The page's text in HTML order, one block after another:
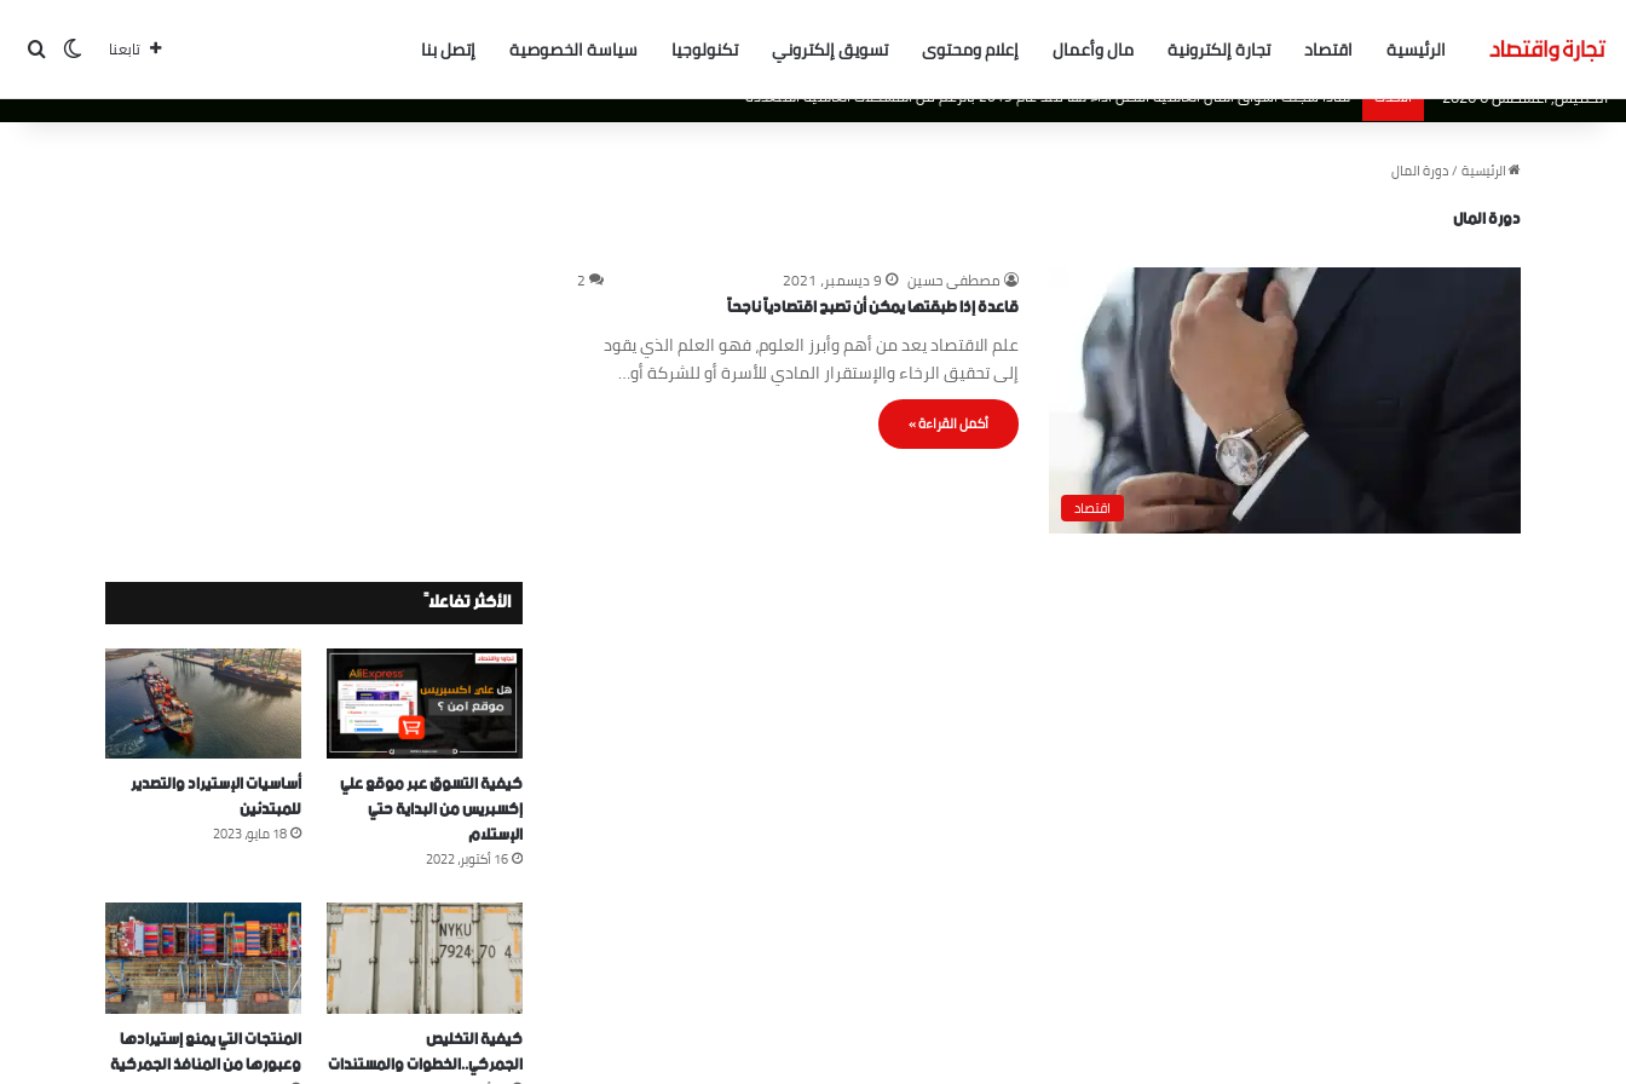
الرئيسية اقتصاد تجارة إلكترونية مال وأعمال إعلام ومحتوى تسويق إلكتروني تكنولوجيا سياسة الخصوصية إتصل بنا تابعنا الوضع
الخميس, أغسطس 6 2026 الأحدث لماذا سجلت أسواق المال العالمية افضل اداء لها منذ عام 2019 بالرغم من المشكلات العالمية المتعددة
الرئيسية /دورة المال
دورة المال
اقتصاد
مصطفى حسين 9 ديسمبر، 2021 2
قاعدة إذا طبقتها يمكن أن تصبح اقتصادياً ناجحاً
علم الاقتصاد يعد من أهم وأبرز العلوم، فهو العلم الذي يقود
إلى تحقيق الرخاء والإستقرار المادي للأسرة أو للشركة أو…
أكمل القراءة »
الأكثر تفاعلاً
كيفية التسوق عبر موقع علي
إكسبريس من البداية حتي
الإستلام
16 أكتوبر، 2022
أساسيات الإستيراد والتصدير
للمبتدئين
18 مايو، 2023
كيفية التخليص
الجمركي..الخطوات والمستندات
المنتجات التي يمنع إستيرادها
وعبورها من المنافذ الجمركية